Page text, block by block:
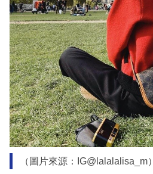
（圖片來源：IG@lalalalisa_m）